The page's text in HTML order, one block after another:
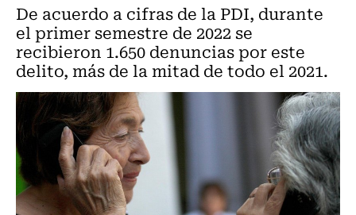
De acuerdo a cifras de la PDI, durante
el primer semestre de 2022 se
recibieron 1.650 denuncias por este
delito, más de la mitad de todo el 2021.